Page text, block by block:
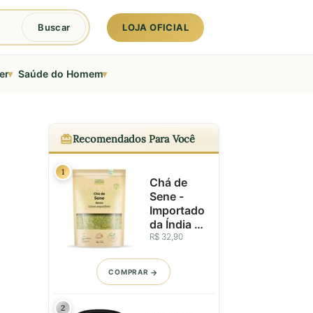
Buscar LOJA OFICIAL
▾ Saúde do Homem▾
Recomendados Para Você
1
Chá de
Sene -
Importado
da Índia -
Folhas
das - 50g
R$ 32,90
COMPRAR
2